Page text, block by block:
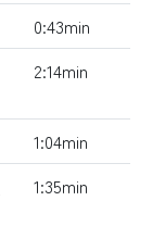
0:43min
2:14min
1:04min
1:35min